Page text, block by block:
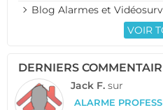
Blog Alarmes et
VOIR
DERNIERS
Jack F. sur
ALARME